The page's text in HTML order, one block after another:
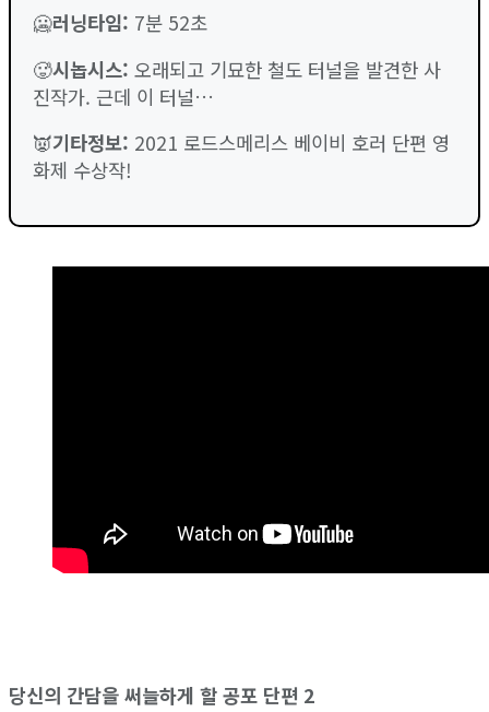
🥶러닝타임: 7분 52초
🥵시놉시스: 오래되고 기묘한 철도 터널을 발견한 사
진작가. 근데 이 터널…
👿기타정보: 2021 로드스메리스 베이비 호러 단편 영
화제 수상작!
당신의 간담을 써늘하게 할 공포 단편 2